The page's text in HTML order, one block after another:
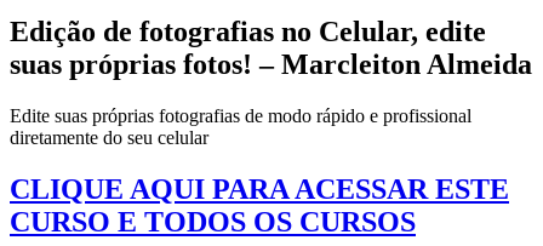
Edição de fotografias no Celular, edite
suas próprias fotos! – Marcleiton Almeida
Edite suas próprias fotografias de modo rápido e profissional
diretamente do seu celular
CLIQUE AQUI PARA ACESSAR ESTE
CURSO E TODOS OS CURSOS